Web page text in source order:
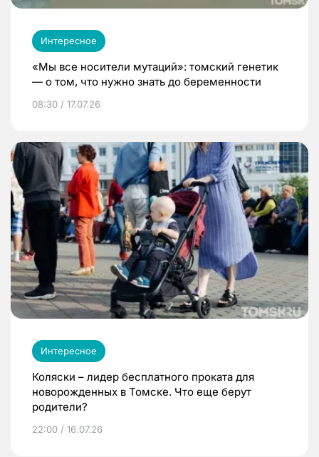
Интересное
«Мы все носители мутаций»: томский генетик
— о том, что нужно знать до беременности
08:30 / 17.07.26
Интересное
Коляски – лидер бесплатного проката для
новорожденных в Томске. Что еще берут
родители?
22:00 / 16.07.26